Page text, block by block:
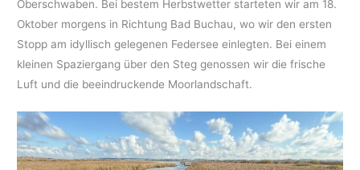
Oberschwaben. Bei bestem Herbstwetter starteten wir am 18.
Oktober morgens in Richtung Bad Buchau, wo wir den ersten
Stopp am idyllisch gelegenen Federsee einlegten. Bei einem
kleinen Spaziergang über den Steg genossen wir die frische
Luft und die beeindruckende Moorlandschaft.